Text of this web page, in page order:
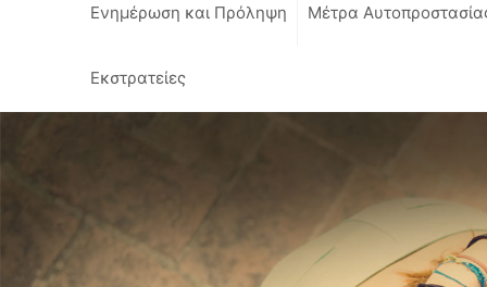
Ενημέρωση και Πρόληψη Μέτρα
Εκστρατείες